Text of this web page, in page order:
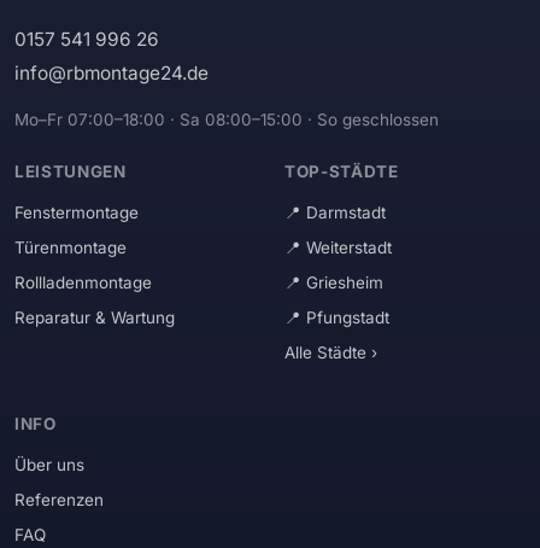
0157 541 996 26
info@rbmontage24.de
Mo–Fr 07:00–18:00 · Sa 08:00–15:00 · So geschlossen
LEISTUNGEN
Fenstermontage
Türenmontage
Rollladenmontage
Reparatur & Wartung
TOP-STÄDTE
Darmstadt
Weiterstadt
Griesheim
Pfungstadt
Alle Städte ›
INFO
Über uns
Referenzen
FAQ